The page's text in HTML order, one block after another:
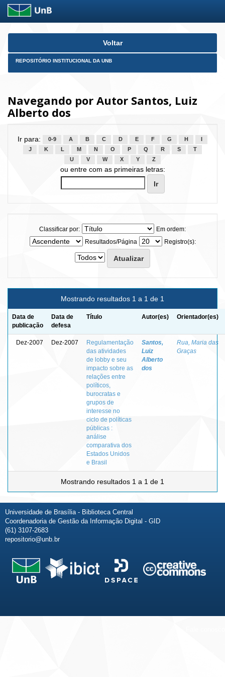
Skip
Voltar
REPOSITÓRIO INSTITUCIONAL DA UNB
Navegando por Autor Santos, Luiz
Alberto dos
Ir para: 0-9 A B C D E F G H
J
K L M N O P Q R S
T
U
V W X Y Z
ou entre com as primeiras letras:
Classificar por:
Em ordem:
Resultados/Página
Registro(s):
Mostrando resultados 1 a 1 de 1
Data de
publicação
Data de
defesa
Título Autor(es) Orientador(es)
Dez-2007 Dez-2007
Regulamentação
das atividades
de lobby e seu
impacto sobre as
relações entre
políticos,
burocratas e
grupos de
interesse no
ciclo de políticas
públicas :
análise
comparativa dos
Estados Unidos
e Brasil
Santos,
Luiz
Alberto
dos
Rua, Maria das
Graças
Mostrando resultados 1 a 1 de 1
Universidade de Brasília - Biblioteca Central
Coordenadoria de Gestão da Informação Digital - GID
(61) 3107-2683
repositorio@unb.br